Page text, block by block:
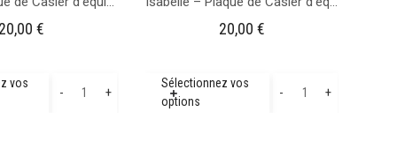
20,00€
vos
-
quantité
+
20,00 €
Sélectionnez vos
options
-
quantité
+